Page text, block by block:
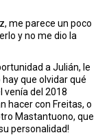
me parece un poco
y no me dio la
a Julián, le
hay que olvidar qué
venía del 2018
hacer con Freitas, o
Mastantuono, que
personalidad!